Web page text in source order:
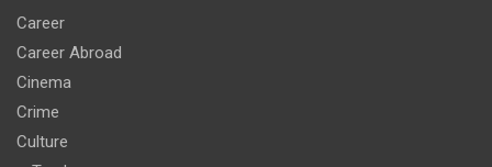
Career
Career Abroad
Cinema
Crime
Culture